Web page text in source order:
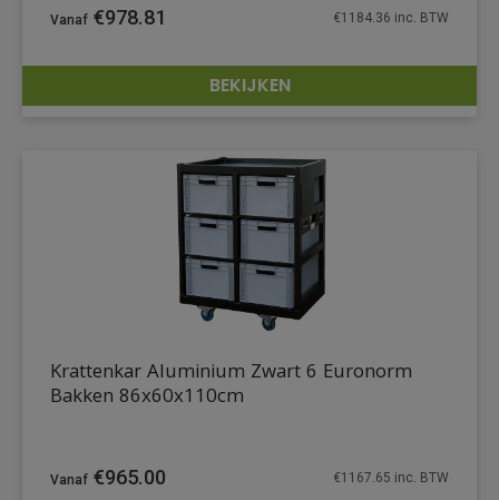
DETAILS
€978.81 €1184.36 inc. BTW
BEKIJKEN
Krattenkar Aluminium Zwart 6 Euronorm
Bakken 86x60x110cm
€965.00 €1167.65 inc. BTW